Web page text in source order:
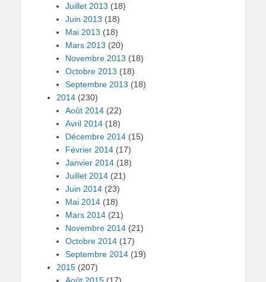
Juillet 2013 (18)
Juin 2013 (18)
Mai 2013 (18)
Mars 2013 (20)
Novembre 2013 (18)
Octobre 2013 (18)
Septembre 2013 (18)
2014 (230)
Août 2014 (22)
Avril 2014 (18)
Décembre 2014 (15)
Février 2014 (17)
Janvier 2014 (18)
Juillet 2014 (21)
Juin 2014 (23)
Mai 2014 (18)
Mars 2014 (21)
Novembre 2014 (21)
Octobre 2014 (17)
Septembre 2014 (19)
2015 (207)